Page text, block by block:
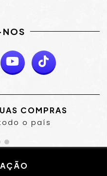
COMPRAS
o país